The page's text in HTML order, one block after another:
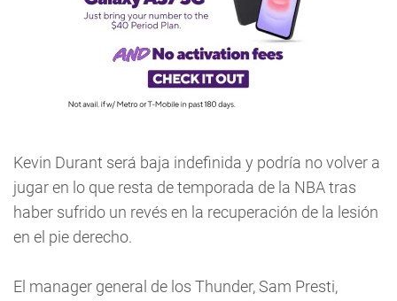
Kevin Durant será baja indefinida y podría no volver a
jugar en lo que resta de temporada de la NBA tras
haber sufrido un revés en la recuperación de la lesión
en el pie derecho.
El manager general de los Thunder, Sam Presti,